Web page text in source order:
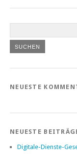
NEUESTE
NEUESTE
Digitale-Dienste-